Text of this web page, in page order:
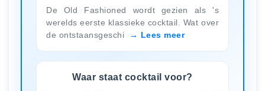
De Old Fashioned wordt gezien als 's
werelds eerste klassieke cocktail. Wat over
de ontstaansgeschi
Lees meer
Waar staat cocktail voor?